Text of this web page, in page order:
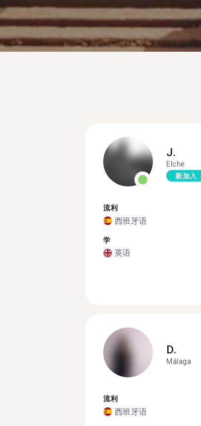
J.
Elche
新加入
流利
西班牙语
学
英语
D.
Málaga
流利
西班牙语